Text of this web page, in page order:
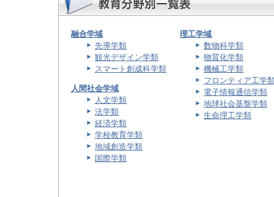
融合学域
先導学類
観光デザイン学類
スマート創成科学類
人間社会学域
人文学類
法学類
経済学類
学校教育学類
地域創造学類
国際学類
理工学域
数物科学類
物質化学類
機械工学類
フロンティア工学
電子情報通信学類
地球社会基盤学類
生命理工学類